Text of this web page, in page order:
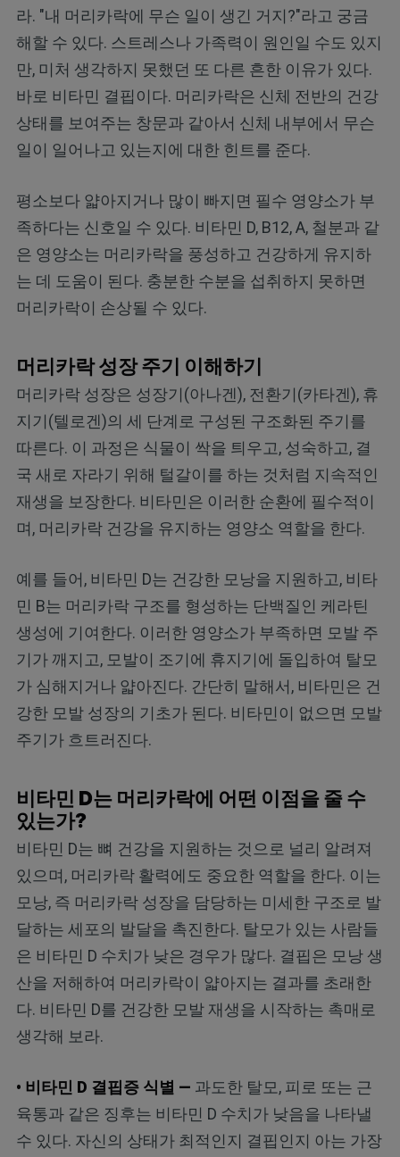
라. "내 머리카락에 무슨 일이 생긴 거지?"라고 궁금
해할 수 있다. 스트레스나 가족력이 원인일 수도 있지
만, 미처 생각하지 못했던 또 다른 흔한 이유가 있다.
바로 비타민 결핍이다. 머리카락은 신체 전반의 건강
상태를 보여주는 창문과 같아서 신체 내부에서 무슨
일이 일어나고 있는지에 대한 힌트를 준다.
평소보다 얇아지거나 많이 빠지면 필수 영양소가 부
족하다는 신호일 수 있다. 비타민 D, B12, A, 철분과 같
은 영양소는 머리카락을 풍성하고 건강하게 유지하
는 데 도움이 된다. 충분한 수분을 섭취하지 못하면
머리카락이 손상될 수 있다.
머리카락 성장 주기 이해하기
머리카락 성장은 성장기(아나겐), 전환기(카타겐), 휴
지기(텔로겐)의 세 단계로 구성된 구조화된 주기를
따른다. 이 과정은 식물이 싹을 틔우고, 성숙하고, 결
국 새로 자라기 위해 털갈이를 하는 것처럼 지속적인
재생을 보장한다. 비타민은 이러한 순환에 필수적이
며, 머리카락 건강을 유지하는 영양소 역할을 한다.
예를 들어, 비타민 D는 건강한 모낭을 지원하고, 비타
민 B는 머리카락 구조를 형성하는 단백질인 케라틴
생성에 기여한다. 이러한 영양소가 부족하면 모발 주
기가 깨지고, 모발이 조기에 휴지기에 돌입하여 탈모
가 심해지거나 얇아진다. 간단히 말해서, 비타민은 건
강한 모발 성장의 기초가 된다. 비타민이 없으면 모발
주기가 흐트러진다.
비타민 D는 머리카락에 어떤 이점을 줄 수
있는가?
비타민 D는 뼈 건강을 지원하는 것으로 널리 알려져
있으며, 머리카락 활력에도 중요한 역할을 한다. 이는
모낭, 즉 머리카락 성장을 담당하는 미세한 구조로 발
달하는 세포의 발달을 촉진한다. 탈모가 있는 사람들
은 비타민 D 수치가 낮은 경우가 많다. 결핍은 모낭 생
산을 저해하여 머리카락이 얇아지는 결과를 초래한
다. 비타민 D를 건강한 모발 재생을 시작하는 촉매로
생각해 보라.
• 비타민 D 결핍증 식별 — 과도한 탈모, 피로 또는 근
육통과 같은 징후는 비타민 D 수치가 낮음을 나타낼
수 있다. 자신의 상태가 최적인지 결핍인지 아는 가장